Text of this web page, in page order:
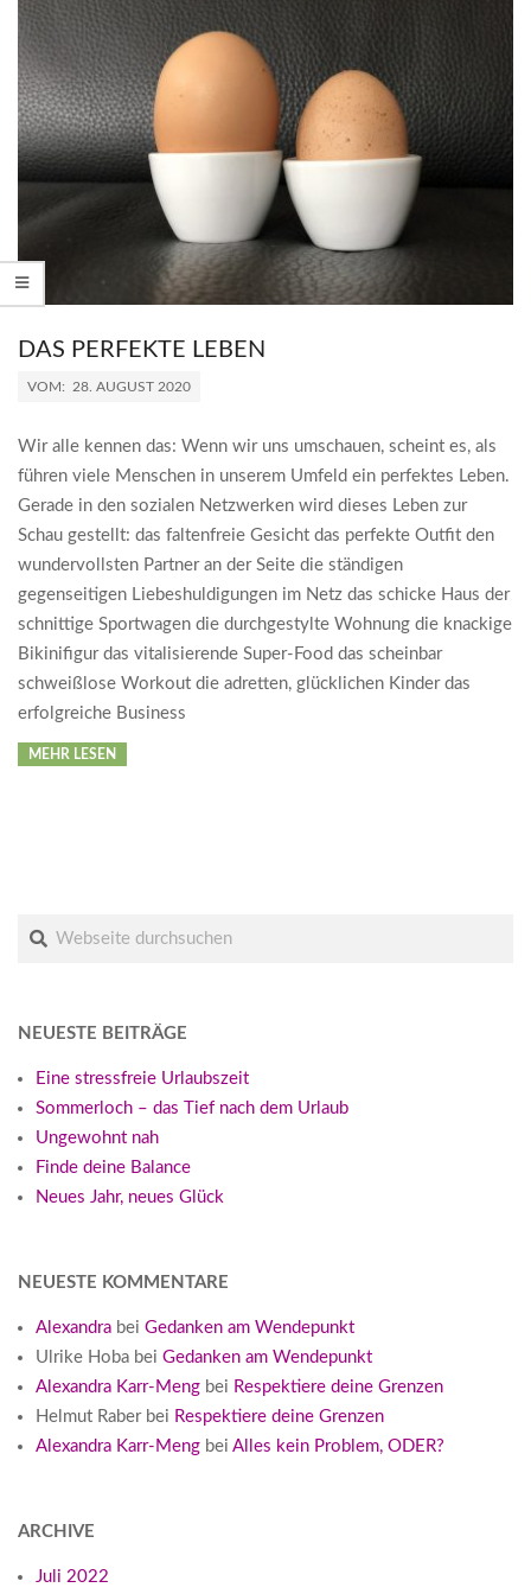
DAS PERFEKTE LEBEN
2020-
28
VOM: 28. AUGUST 2020
Wir alle kennen das: Wenn wir uns umschauen, scheint es, als
führen viele Menschen in unserem Umfeld ein perfektes Leben.
Gerade in den sozialen Netzwerken wird dieses Leben zur
Schau gestellt: das faltenfreie Gesicht das perfekte Outfit den
wundervollsten Partner an der Seite die ständigen
gegenseitigen Liebeshuldigungen im Netz das schicke Haus der
schnittige Sportwagen die durchgestylte Wohnung die knackige
Bikinifigur das vitalisierende Super-Food das scheinbar
schweißlose Workout die adretten, glücklichen Kinder das
erfolgreiche Business
MEHR LESEN
Suche
NEUESTE BEITRÄGE
Eine stressfreie Urlaubszeit
Sommerloch – das Tief nach dem Urlaub
Ungewohnt nah
Finde deine Balance
Neues Jahr, neues Glück
NEUESTE KOMMENTARE
Alexandra bei Gedanken am Wendepunkt
Ulrike Hoba bei Gedanken am Wendepunkt
Alexandra Karr-Meng bei Respektiere deine Grenzen
Helmut Raberbei Respektiere deine Grenzen
Alexandra Karr-Meng bei Alles kein Problem, ODER?
ARCHIVE
Juli 2022